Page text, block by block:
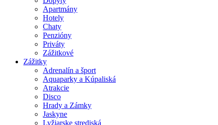
Apartmány
Hotely
Chaty
Penzióny
Priváty
Zážitkové
Zážitky
Adrenalín a šport
Aquaparky a Kúpaliská
Atrakcie
Disco
Hrady a Zámky
Jaskyne
Lyžiarske strediská